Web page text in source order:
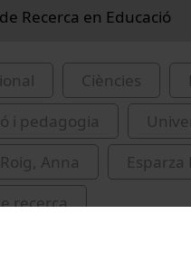
Recerca en Educació
Ciències
i pedagogia
Anna
Esparza
recerca